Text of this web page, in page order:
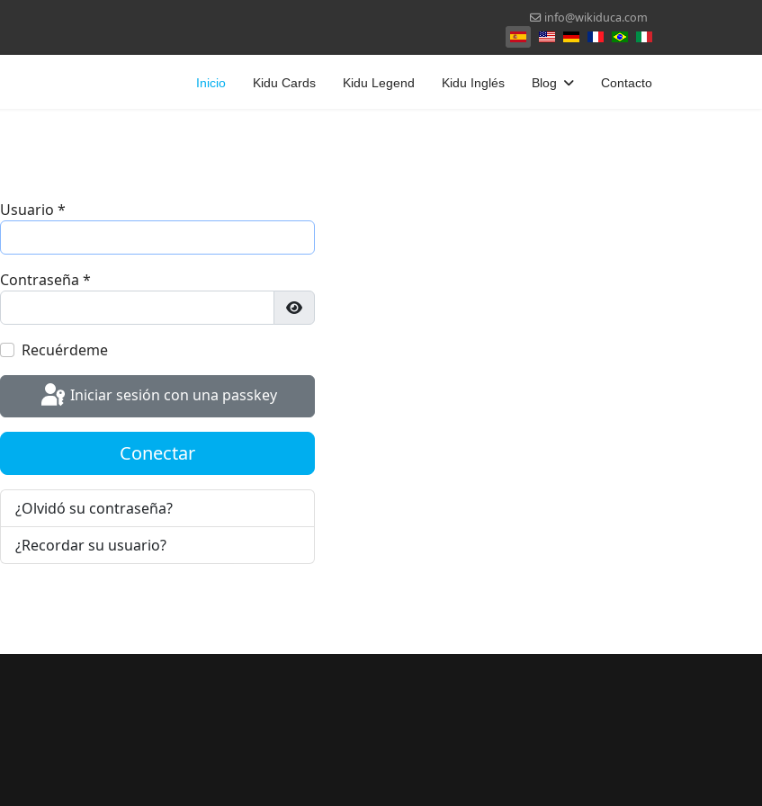
info@wikiduca.com
Seleccione su idioma
Inicio Kidu Cards Kidu Legend Kidu Inglés Blog Contacto
Usuario *
Contraseña *
Mostrar contraseña
Recuérdeme
Iniciar sesión con una passkey
Conectar
¿Olvidó su contraseña?
¿Recordar su usuario?